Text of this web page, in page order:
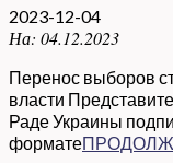
2023-12-04
На: 04.12.2023
Перенос выборов
власти
Раде Украины
формате